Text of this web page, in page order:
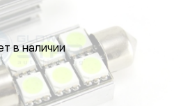
в наличии